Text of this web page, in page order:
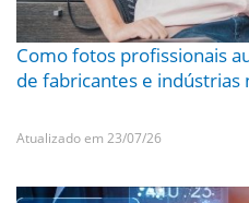
Como fotos profissionais
de fabricantes e indústrias
Atualizado em 23/07/26